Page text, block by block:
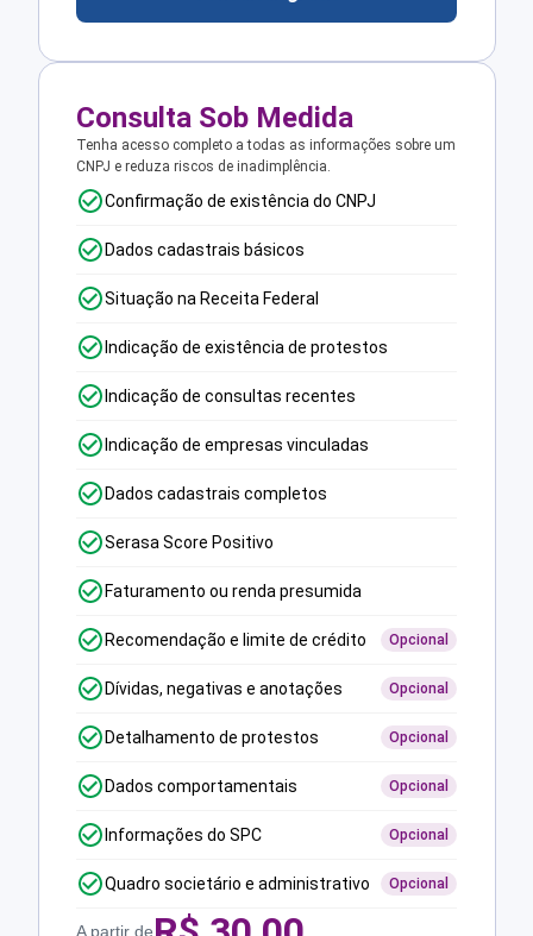
Consulta Sob Medida
Tenha acesso completo a todas as informações sobre um
CNPJ e reduza riscos de inadimplência.
Confirmação de existência do CNPJ
Dados cadastrais básicos
Situação na Receita Federal
Indicação de existência de protestos
Indicação de consultas recentes
Indicação de empresas vinculadas
Dados cadastrais completos
Serasa Score Positivo
Faturamento ou renda presumida
Recomendação e limite de crédito Opcional
Dívidas, negativas e anotações Opcional
Detalhamento de protestos Opcional
Dados comportamentais Opcional
Informações do SPC Opcional
Quadro societário e administrativo Opcional
A partir de